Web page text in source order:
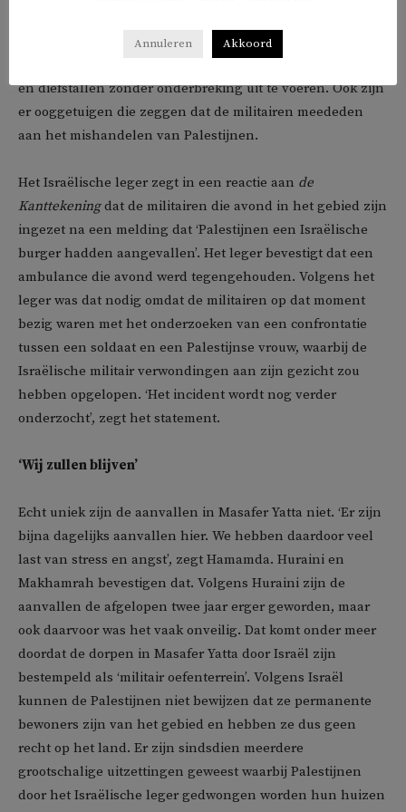
inwoners en hulpverleners tegen te houden en maakt het
en diefstallen zonder onderbreking uit te voeren. Ook zijn
er ooggetuigen die zeggen dat de militairen meededen
aan het mishandelen van Palestijnen.
Het Israëlische leger zegt in een reactie aan de
Kanttekeningdat de militairen die avond in het gebied zijn
ingezet na een melding dat ‘Palestijnen een Israëlische
burger hadden aangevallen’. Het leger bevestigt dat een
ambulance die avond werd tegengehouden. Volgens het
leger was dat nodig omdat de militairen op dat moment
bezig waren met het onderzoeken van een confrontatie
tussen een soldaat en een Palestijnse vrouw, waarbij de
Israëlische militair verwondingen aan zijn gezicht zou
hebben opgelopen. ‘Het incident wordt nog verder
onderzocht’, zegt het statement.
‘Wij zullen blijven’
Echt uniek zijn de aanvallen in Masafer Yatta niet. ‘Er zijn
bijna dagelijks aanvallen hier. We hebben daardoor veel
last van stress en angst’, zegt Hamamda. Huraini en
Makhamrah bevestigen dat. Volgens Huraini zijn de
aanvallen de afgelopen twee jaar erger geworden, maar
ook daarvoor was het vaak onveilig. Dat komt onder meer
doordat de dorpen in Masafer Yatta door Israël zijn
bestempeld als ‘militair oefenterrein’. Volgens Israël
kunnen de Palestijnen niet bewijzen dat ze permanente
bewoners zijn van het gebied en hebben ze dus geen
recht op het land. Er zijn sindsdien meerdere
grootschalige uitzettingen geweest waarbij Palestijnen
door het Israëlische leger gedwongen worden hun huizen
Annuleren Akkoord